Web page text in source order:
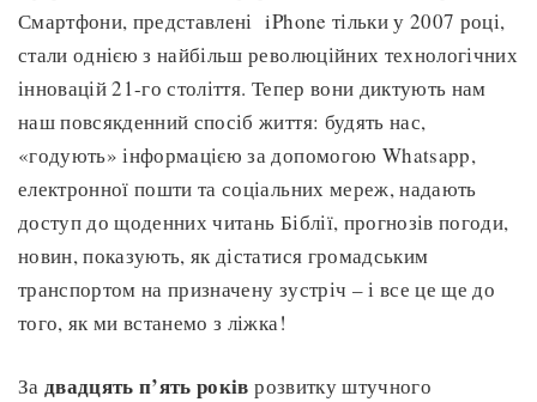
Смартфони, представлені iPhone тільки у 2007 році,
стали однією з найбільш революційних технологічних
інновацій 21-го століття. Тепер вони диктують нам
наш повсякденний спосіб життя: будять нас,
«годують» інформацією за допомогою Whatsapp,
електронної пошти та соціальних мереж, надають
доступ до щоденних читань Біблії, прогнозів погоди,
новин, показують, як дістатися громадським
транспортом на призначену зустріч – і все це ще до
того, як ми встанемо з ліжка!
Задвадцять п’ять років розвитку штучного